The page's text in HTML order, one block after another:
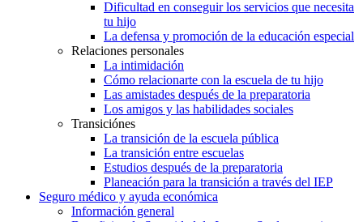
Dificultad en conseguir los servicios que necesita
tu hijo
La defensa y promoción de la educación especial
Relaciones personales
La intimidación
Cómo relacionarte con la escuela de tu hijo
Las amistades después de la preparatoria
Los amigos y las habilidades sociales
Transiciónes
La transición de la escuela pública
La transición entre escuelas
Estudios después de la preparatoria
Planeación para la transición a través del IEP
Seguro médico y ayuda económica
Información general